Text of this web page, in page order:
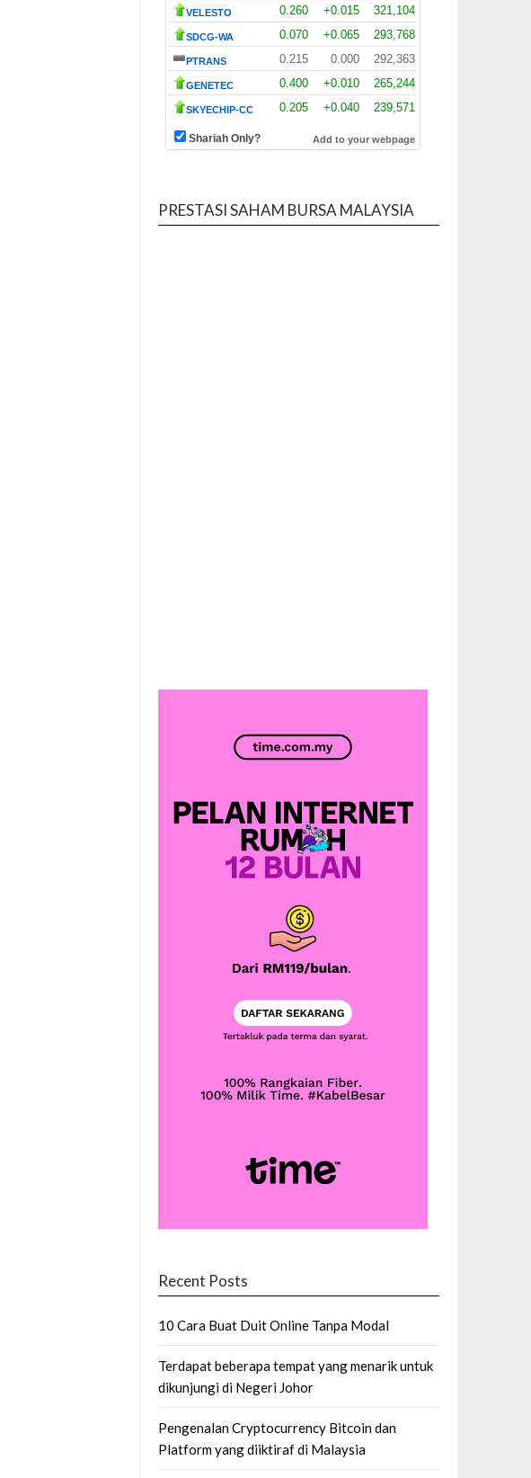
PRESTASI SAHAM BURSA MALAYSIA
Recent Posts
10 Cara Buat Duit Online Tanpa Modal
Terdapat beberapa tempat yang menarik untuk
dikunjungi di Negeri Johor
Pengenalan Cryptocurrency Bitcoin dan
Platform yang diiktiraf di Malaysia